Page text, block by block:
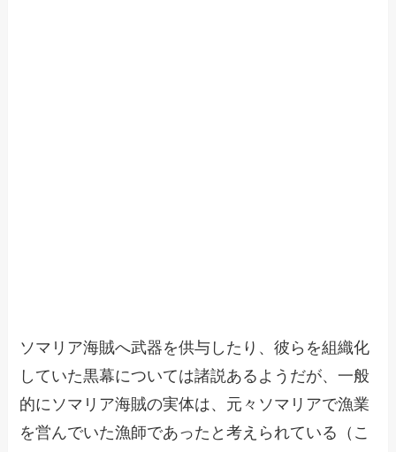
ソマリア海賊へ武器を供与したり、彼らを組織化
していた黒幕については諸説あるようだが、一般
的にソマリア海賊の実体は、元々ソマリアで漁業
を営んでいた漁師であったと考えられている（こ